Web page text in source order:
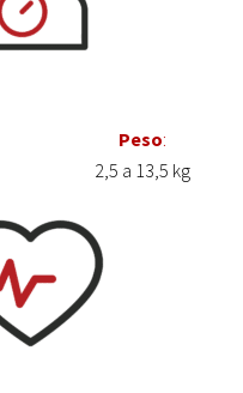
Peso:
2,5 a 13,5 kg